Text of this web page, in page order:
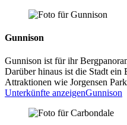
Gunnison
Gunnison ist für ihr
Darüber hinaus ist die Stadt ein
Attraktionen wie Jorgensen
Unterkünfte anzeigenGunnison